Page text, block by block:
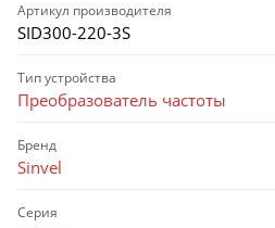
Артикул производителя
SID300-220-3S
Тип устройства
Преобразователь частоты
Бренд
Sinvel
Серия